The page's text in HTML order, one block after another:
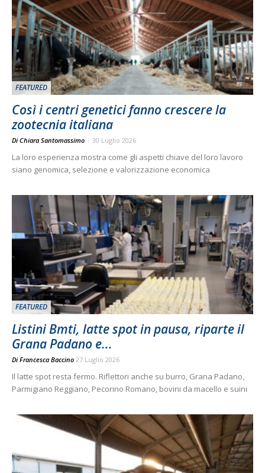
FEATURED
Così i centri genetici fanno crescere la
zootecnia italiana
Di Chiara Santomassimo - 30 Luglio 2026
La loro esperienza mostra come gli aspetti chiave del loro lavoro
siano genomica, selezione e valorizzazione economica
FEATURED
Listini Bmti, latte spot in pausa, riparte il
Grana Padano e...
Di Francesca Baccino 27 Luglio 2026
Il latte spot resta fermo. Riflettori anche su burro, Grana Padano,
Parmigiano Reggiano, Pecorino Romano, bovini da macello e suini